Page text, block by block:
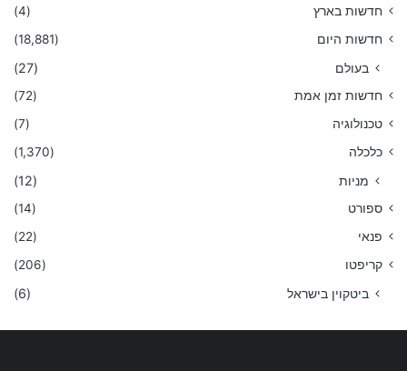
חדשות בארץ
(4)
חדשות היום
(18,881)
בעולם (27)
חדשות זמן אמת
(72)
טכנולוגיה
(7)
כלכלה
(1,370)
מניות (12)
ספורט
(14)
פנאי
(22)
קריפטו
(206)
ביטקוין בישראל (6)